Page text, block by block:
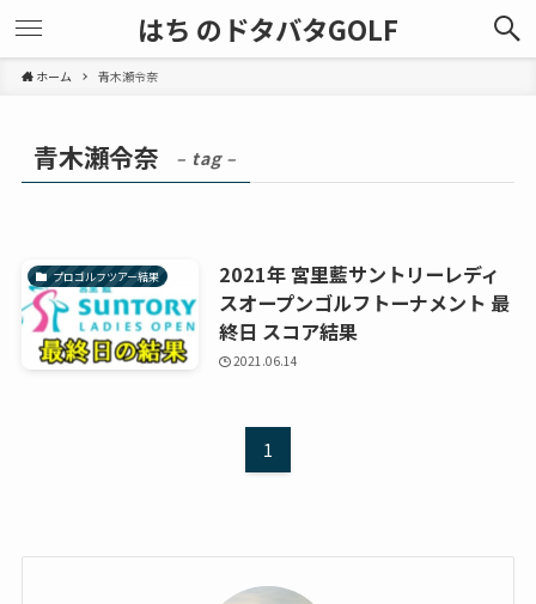
はち のドタバタGOLF
ホーム 青木瀬令奈
青木瀬令奈 – tag –
プロゴルフツアー結果
2021年 宮里藍サントリーレディ
スオープンゴルフトーナメント 最
終日 スコア結果
2021.06.14
1